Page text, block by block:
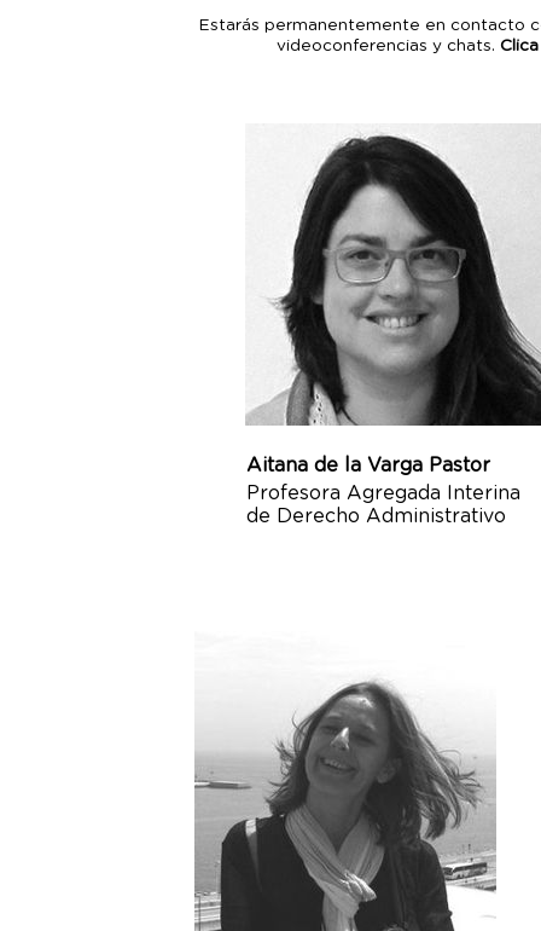
Estarás permanentemente en contacto
videoconferencias y chats.
Aitana de la Varga Pastor
Profesora Agregada Interina
de Derecho Administrativo